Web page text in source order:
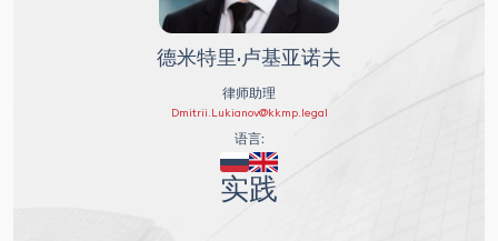
德米特里·卢基亚诺夫
律师助理
Dmitrii.Lukianov@kkmp.legal
语言:
实践